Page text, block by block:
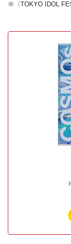
※〈TOKYO IDOL